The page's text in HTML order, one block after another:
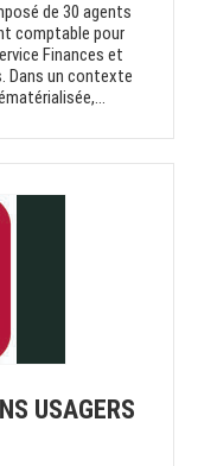
de 30 agents
comptable pour
Finances et
Dans un contexte
USAGERS